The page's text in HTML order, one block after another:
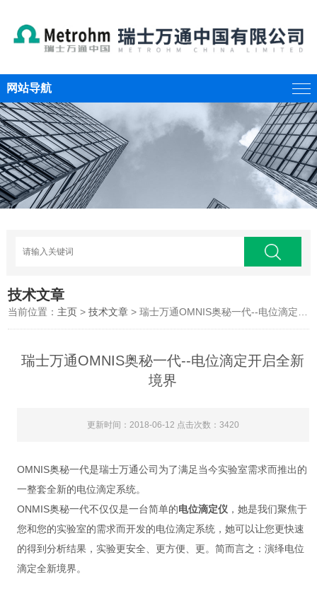
网站导航
技术文章
当前位置： 主页 >技术文章 > 瑞士万通OMNIS奥秘一代--电位滴定开启全新境界
瑞士万通OMNIS奥秘一代--电位滴定开启全新
境界
更新时间：2018-06-12 点击次数：3420
OMNIS奥秘一代是瑞士万通公司为了满足当今实验室需求而推出的
一整套全新的电位滴定系统。
ONMIS奥秘一代不仅仅是一台简单的电位滴定仪，她是我们聚焦于
您和您的实验室的需求而开发的电位滴定系统，她可以让您更快速
的得到分析结果，实验更安全、更方便、更。简而言之：演绎电位
滴定全新境界。